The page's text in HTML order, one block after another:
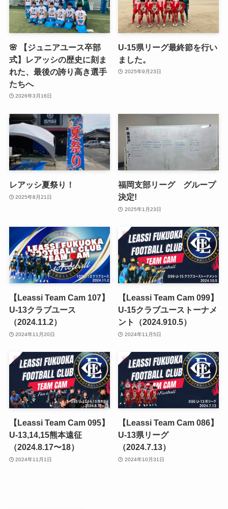
🌸 【ジュニアユース卒部
式】レアッシの歴史に刻ま
れた、最後の誇り高き選手
たちへ
2026年3月16日
U-15県リーグ最終節を行い
ました。
2025年9月23日
レアッシ夏祭り！
2025年8月21日
福岡支部リーグ グループ
決定!
2025年1月23日
【Leassi Team Cam 107】
U-13クラブユース
（2024.11.2）
2024年11月20日
【Leassi Team Cam 099】
U-15クラブユーストーナメ
ント（2024.910.5）
2024年11月5日
【Leassi Team Cam 095】
U-13,14,15熊本遠征
（2024.8.17〜18）
2024年11月1日
【Leassi Team Cam 086】
U-13県リーグ
（2024.7.13）
2024年10月31日